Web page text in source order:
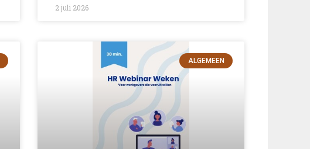
2 juli 2026
ALGEMEEN